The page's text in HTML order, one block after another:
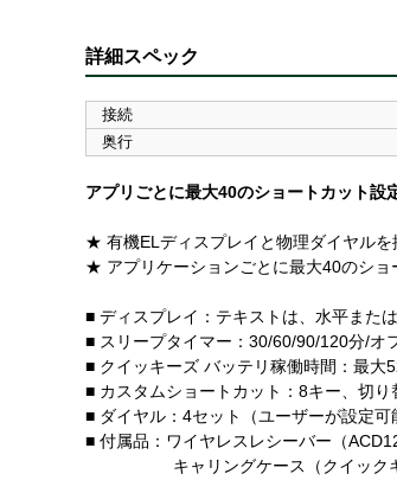
詳細スペック
接続
奥行
アプリごとに最大40のショートカット設
★ 有機ELディスプレイと物理ダイヤルを
★ アプリケーションごとに最大40のショ
■ ディスプレイ：テキストは、水平また
■ スリープタイマー：30/60/90/120分/オ
■ クイッキーズ バッテリ稼働時間：最大
■ カスタムショートカット：8キー、切
■ ダイヤル：4セット（ユーザーが設定可
■ 付属品：ワイヤレスレシーバー（
キャリングケース（クイックキーと